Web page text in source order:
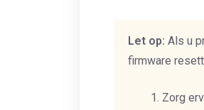
Let op: Als u
firmware
Zorg